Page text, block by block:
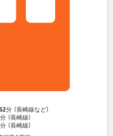
分 （長崎線など）
分 （長崎線）
分 （長崎線）